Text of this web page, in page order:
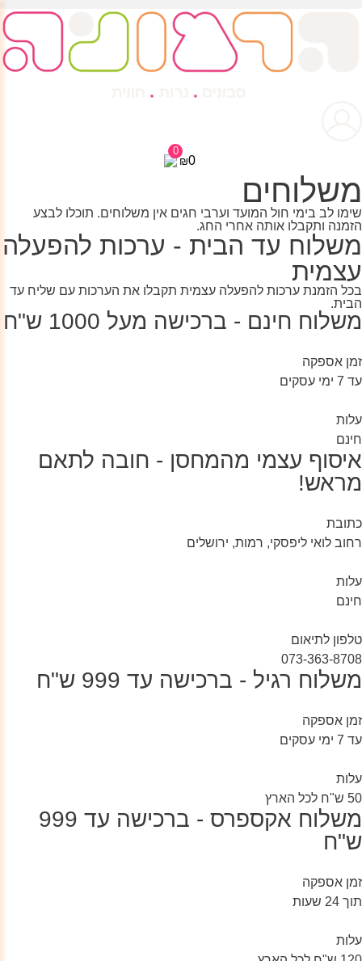
₪0
0
משלוחים
שימו לב בימי חול המועד וערבי חגים אין משלוחים. תוכלו לבצע
הזמנה ותקבלו אותה אחרי החג.
משלוח עד הבית - ערכות להפעלה
עצמית
בכל הזמנת ערכות להפעלה עצמית תקבלו את הערכות עם שליח עד
הבית.
משלוח חינם - ברכישה מעל 1000 ש"ח
זמן אספקה
עד 7 ימי עסקים
עלות
חינם
איסוף עצמי מהמחסן - חובה לתאם
מראש!
כתובת
רחוב לואי ליפסקי, רמות, ירושלים
עלות
חינם
טלפון לתיאום
073-363-8708
משלוח רגיל - ברכישה עד 999 ש"ח
זמן אספקה
עד 7 ימי עסקים
עלות
משלוח אקספרס - ברכישה עד 999
ש"ח
זמן אספקה
תוך 24 שעות
עלות